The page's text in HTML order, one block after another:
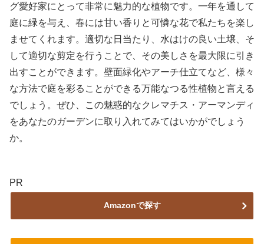
グ愛好家にとって非常に魅力的な植物です。一年を通して
庭に緑を与え、春には甘い香りと可憐な花で私たちを楽し
ませてくれます。適切な日当たり、水はけの良い土壌、そ
して適切な剪定を行うことで、その美しさを最大限に引き
出すことができます。壁面緑化やアーチ仕立てなど、様々
な方法で庭を彩ることができる万能なつる性植物と言える
でしょう。ぜひ、この魅惑的なクレマチス・アーマンディ
をあなたのガーデンに取り入れてみてはいかがでしょう
か。
PR
Amazonで探す